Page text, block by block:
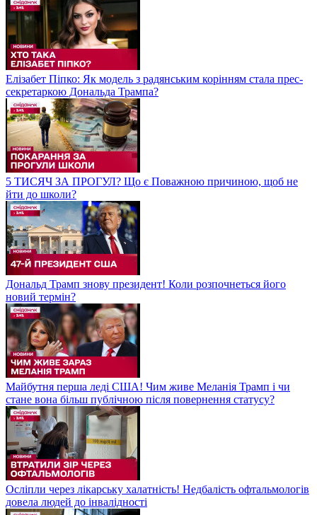
Елізабет Піпко: Як модель з радянським корінням стала прес-
секретаркою Дональда Трампа?
5 ТИСЯЧ ЗА ПРОГУЛ? Що є Поважною причиною, щоб не
йти до школи?
Дональд Трамп знову президент! Коли розпочнеться його
новий термін?
Майбутня перша леді США! Чим живе Меланія Трамп і чи
стане вона більш публічною після повернення статусу?
Осліпли через лікарську халатність! Недбалість офтальмологів
довела людей до інвалідності